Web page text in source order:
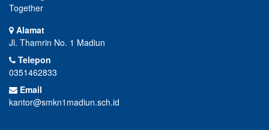
Together
Alamat
Jl. Thamrin No. 1 Madiun
Telepon
0351462833
Email
kantor@smkn1madiun.sch.id